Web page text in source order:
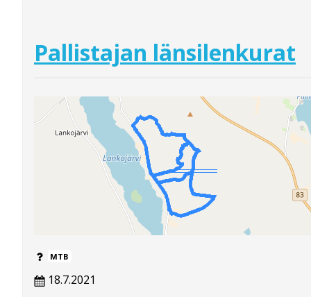
Pallistajan länsilenkurat
MTB
18.7.2021